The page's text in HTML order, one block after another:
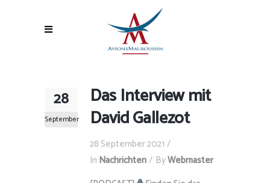
28
September
Das Interview mit
David Gallezot
28 September 2021
In Nachrichten ByWebmaster